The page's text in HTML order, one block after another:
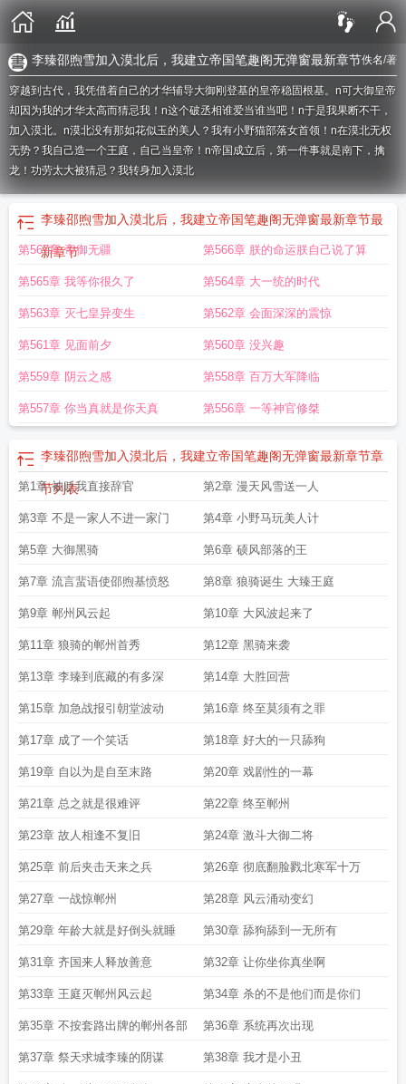
佚名/著
李臻邵煦雪加入漠北后，我建立帝国笔趣阁无弹窗最新章节
穿越到古代，我凭借着自己的才华辅导大御刚登基的皇帝稳固根基。n可大御皇帝
却因为我的才华太高而猜忌我！n这个破丞相谁爱当谁当吧！n于是我果断不干，
加入漠北。n漠北没有那如花似玉的美人？我有小野猫部落女首领！n在漠北无权
无势？我自己造一个王庭，自己当皇帝！n帝国成立后，第一件事就是南下，擒
龙！功劳太大被猜忌？我转身加入漠北
李臻邵煦雪加入漠北后，我建立帝国笔趣阁无弹窗最新章节最
新章节
第567章 帝御无疆 第566章 朕的命运朕自己说了算
第565章 我等你很久了 第564章 大一统的时代
第563章 灭七皇异变生 第562章 会面深深的震惊
第561章 见面前夕 第560章 没兴趣
第559章 阴云之感 第558章 百万大军降临
第557章 你当真就是你天真 第556章 一等神官修桀
李臻邵煦雪加入漠北后，我建立帝国笔趣阁无弹窗最新章节章
节列表
第1章 被贬我直接辞官 第2章 漫天风雪送一人
第3章 不是一家人不进一家门 第4章 小野马玩美人计
第5章 大御黑骑 第6章 硕风部落的王
第7章 流言蜚语使邵煦基愤怒 第8章 狼骑诞生 大臻王庭
第9章 郸州风云起 第10章 大风波起来了
第11章 狼骑的郸州首秀 第12章 黑骑来袭
第13章 李臻到底藏的有多深 第14章 大胜回营
第15章 加急战报引朝堂波动 第16章 终至莫须有之罪
第17章 成了一个笑话 第18章 好大的一只舔狗
第19章 自以为是自至末路 第20章 戏剧性的一幕
第21章 总之就是很难评 第22章 终至郸州
第23章 故人相逢不复旧 第24章 激斗大御二将
第25章 前后夹击天来之兵 第26章 彻底翻脸戮北寒军十万
第27章 一战惊郸州 第28章 风云涌动变幻
第29章 年龄大就是好倒头就睡 第30章 舔狗舔到一无所有
第31章 齐国来人释放善意 第32章 让你坐你真坐啊
第33章 王庭灭郸州风云起 第34章 杀的不是他们而是你们
第35章 不按套路出牌的郸州各部 第36章 系统再次出现
第37章 祭天求城李臻的阴谋 第38章 我才是小丑